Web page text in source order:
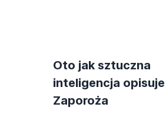
Oto jak sztuczna
inteligencja
Zaporoża